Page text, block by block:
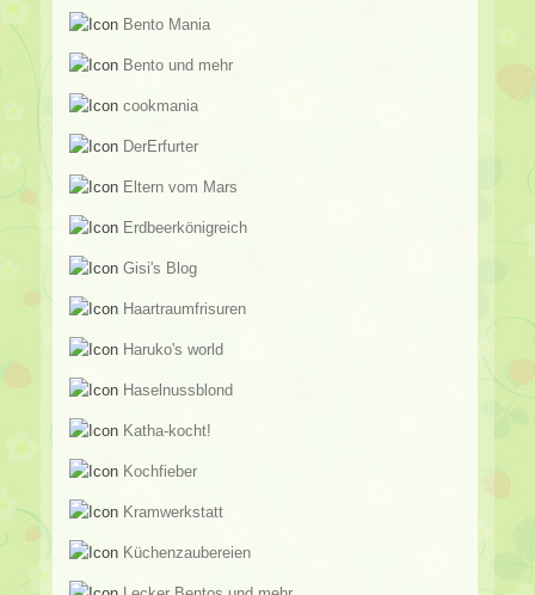
Bento Mania
Bento und mehr
cookmania
DerErfurter
Eltern vom Mars
Erdbeerkönigreich
Gisi's Blog
Haartraumfrisuren
Haruko's world
Haselnussblond
Katha-kocht!
Kochfieber
Kramwerkstatt
Küchenzaubereien